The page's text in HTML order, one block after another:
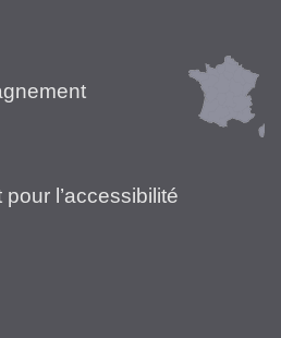
l’accessibilité